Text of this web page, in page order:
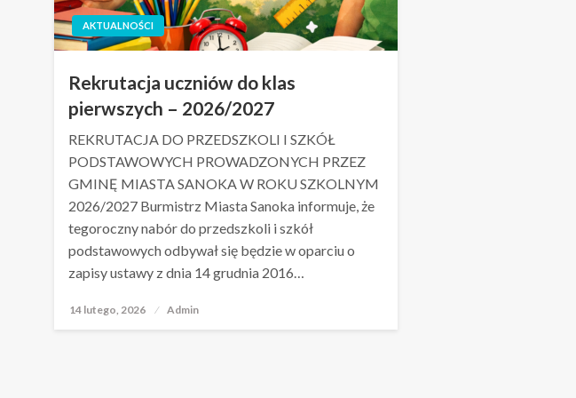
AKTUALNOŚCI
Rekrutacja uczniów do klas
pierwszych – 2026/2027
REKRUTACJA DO PRZEDSZKOLI I SZKÓŁ
PODSTAWOWYCH PROWADZONYCH PRZEZ
GMINĘ MIASTA SANOKA W ROKU SZKOLNYM
2026/2027 Burmistrz Miasta Sanoka informuje, że
tegoroczny nabór do przedszkoli i szkół
podstawowych odbywał się będzie w oparciu o
zapisy ustawy z dnia 14 grudnia 2016…
Opublikowane
14 lutego, 2026 Admin